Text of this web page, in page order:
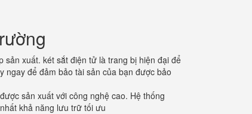
xuất. két sắt điện tử là trang bị hiện đại để
ngay để đảm bảo tài sản của bạn được bảo
sản xuất với công nghệ cao. Hệ thống
khả năng lưu trữ tối ưu